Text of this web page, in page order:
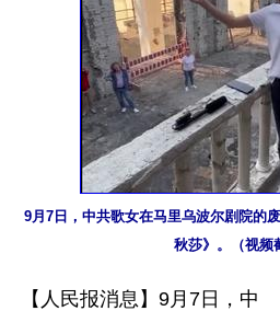
9月7日，中共歌女在马里乌波尔剧院的
秋莎》。（视频
【人民报消息】9月7日，中